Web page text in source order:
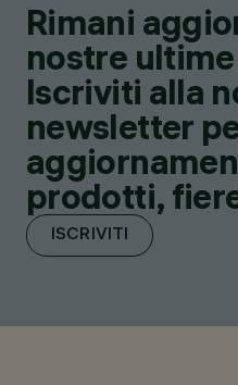
Rimani
nostre
Iscriviti alla
newsletter
prodotti,
ISCRIVITI